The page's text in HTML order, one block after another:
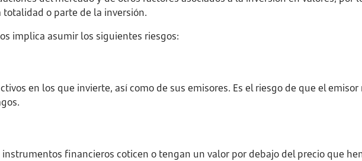
o parte de la inversión.
implica asumir los siguientes riesgos:
en los que invierte, así como de sus emisores. Es el riesgo de que el emisor
financieros coticen o tengan un valor por debajo del precio que